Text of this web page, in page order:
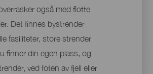
også med flotte
Det finnes bystrender
fasiliteter, store strender
finner din egen plass, og
ved foten av fjell eller